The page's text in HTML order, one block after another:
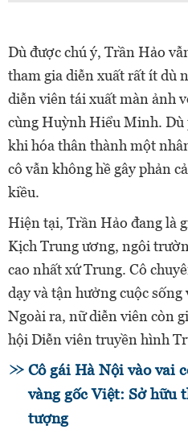
Dù được chú ý, Trần Hảo
tham gia diễn xuất rất ít dù
diễn viên tái xuất màn ảnh
cùng Huỳnh Hiểu Minh. Dù
khi hóa thân thành một
cô vẫn không hề gây phản
kiều.
Hiện tại, Trần Hảo đang là
Kịch Trung ương, ngôi
cao nhất xứ Trung. Cô
dạy và tận hưởng cuộc
Ngoài ra, nữ diễn viên còn
hội Diễn viên truyền hình
Cô gái Hà Nội vào vai
vàng gốc Việt: Sở hữu
tượng